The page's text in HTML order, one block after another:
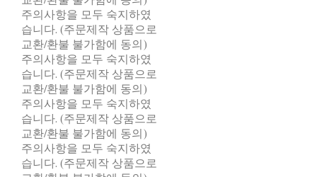
주의사항을 모두 숙지하였
습니다. (주문제작 상품으로
교환/환불 불가함에 동의)
주의사항을 모두 숙지하였
습니다. (주문제작 상품으로
교환/환불 불가함에 동의)
주의사항을 모두 숙지하였
습니다. (주문제작 상품으로
교환/환불 불가함에 동의)
주의사항을 모두 숙지하였
습니다. (주문제작 상품으로